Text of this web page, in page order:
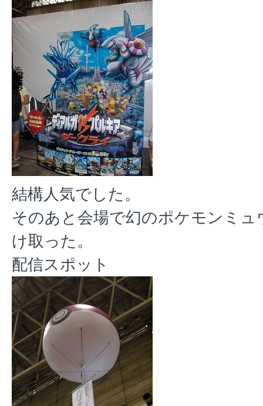
結構人気でした。
そのあと会場で幻のポケモンミ
け取った。
配信スポット